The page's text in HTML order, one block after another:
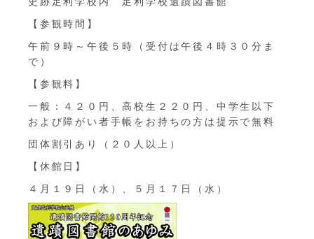
【参観時間】
午前９時～午後５時（受付は午後４時３０分ま
で）
【参観料】
一般：４２０円、高校生２２０円、中学生以下
および障がい者手帳をお持ちの方は提示で無料
団体割引あり（２０人以上）
【休館日】
４月１９日（水）、５月１７日（水）